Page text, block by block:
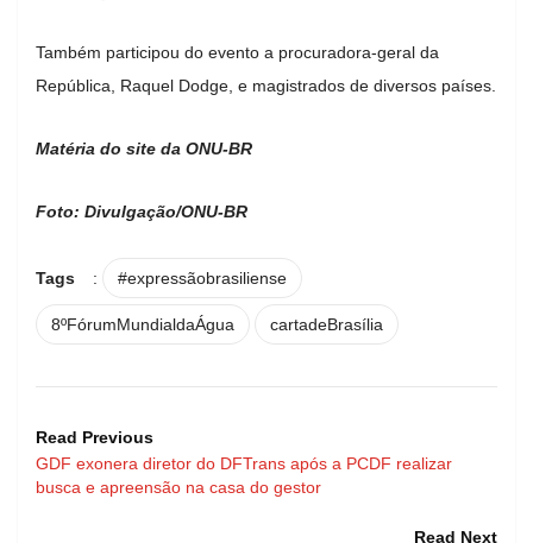
Também participou do evento a procuradora-geral da
República, Raquel Dodge, e magistrados de diversos países.
Matéria do site da ONU-BR
Foto: Divulgação/ONU-BR
Tags : #expressãobrasiliense
8ºFórumMundialdaÁgua cartadeBrasília
Read Previous
GDF exonera diretor do DFTrans após a PCDF realizar
busca e apreensão na casa do gestor
Read Next